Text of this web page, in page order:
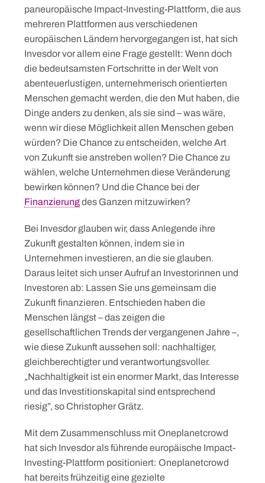
paneuropäische Impact-Investing-Plattform, die aus
mehreren Plattformen aus verschiedenen
europäischen Ländern hervorgegangen ist, hat sich
Invesdor vor allem eine Frage gestellt: Wenn doch
die bedeutsamsten Fortschritte in der Welt von
abenteuerlustigen, unternehmerisch orientierten
Menschen gemacht werden, die den Mut haben, die
Dinge anders zu denken, als sie sind – was wäre,
wenn wir diese Möglichkeit allen Menschen geben
würden? Die Chance zu entscheiden, welche Art
von Zukunft sie anstreben wollen? Die Chance zu
wählen, welche Unternehmen diese Veränderung
bewirken können? Und die Chance bei der
Finanzierungdes Ganzen mitzuwirken?
Bei Invesdor glauben wir, dass Anlegende ihre
Zukunft gestalten können, indem sie in
Unternehmen investieren, an die sie glauben.
Daraus leitet sich unser Aufruf an Investorinnen und
Investoren ab: Lassen Sie uns gemeinsam die
Zukunft finanzieren. Entschieden haben die
Menschen längst – das zeigen die
gesellschaftlichen Trends der vergangenen Jahre –,
wie diese Zukunft aussehen soll: nachhaltiger,
gleichberechtigter und verantwortungsvoller.
„Nachhaltigkeit ist ein enormer Markt, das Interesse
und das Investitionskapital sind entsprechend
riesig”, so Christopher Grätz.
Mit dem Zusammenschluss mit Oneplanetcrowd
hat sich Invesdor als führende europäische Impact-
Investing-Plattform positioniert: Oneplanetcrowd
hat bereits frühzeitig eine gezielte